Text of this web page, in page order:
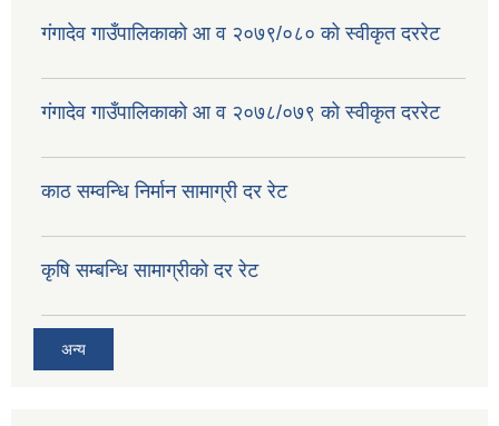
गंगादेव गाउँपालिकाको आ व २०७९/०८० को स्वीकृत दररेट
गंगादेव गाउँपालिकाको आ व २०७८/०७९ को स्वीकृत दररेट
काठ सम्वन्धि निर्मान सामाग्री दर रेट
कृषि सम्बन्धि सामाग्रीको दर रेट
अन्य